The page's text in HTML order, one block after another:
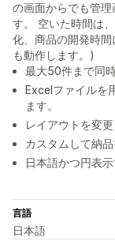
の画面からでも管
す。 空いた時間は
化、商品の開発時
も動作します。)
最大50件まで同
Excelファイルを
ます。
レイアウトを変
カスタムして納
日本語かつ円表示
言語
日本語